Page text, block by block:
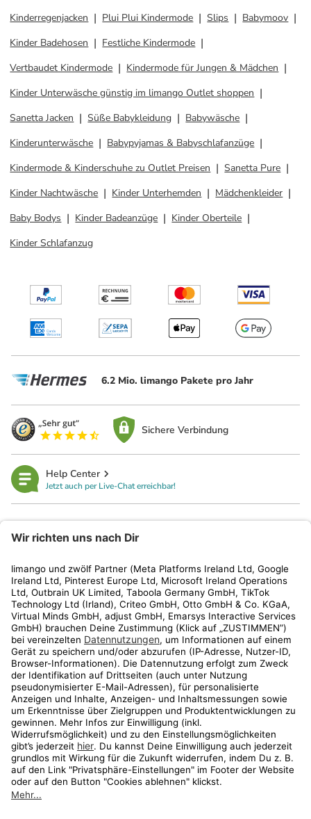
Kinderregenjacken
Plui Plui Kindermode Slips
Babymoov
Kinder Badehosen
Festliche Kindermode
Vertbaudet Kindermode
Kindermode für Jungen & Mädchen
Kinder Unterwäsche günstig im limango Outlet shoppen
Sanetta Jacken
Süße Babykleidung
Babywäsche
Kinderunterwäsche
Babypyjamas & Babyschlafanzüge
Kindermode & Kinderschuhe zu Outlet Preisen
Sanetta Pure
Kinder Nachtwäsche
Kinder Unterhemden
Mädchenkleider
Baby Bodys
Kinder Badeanzüge
Kinder Oberteile
Kinder Schlafanzug
6.2 Mio. limango Pakete pro Jahr
Sichere Verbindung
Help Center
Jetzt auch per Live-Chat erreichbar!
Kundenservice
Shop
Aktionen
Travel